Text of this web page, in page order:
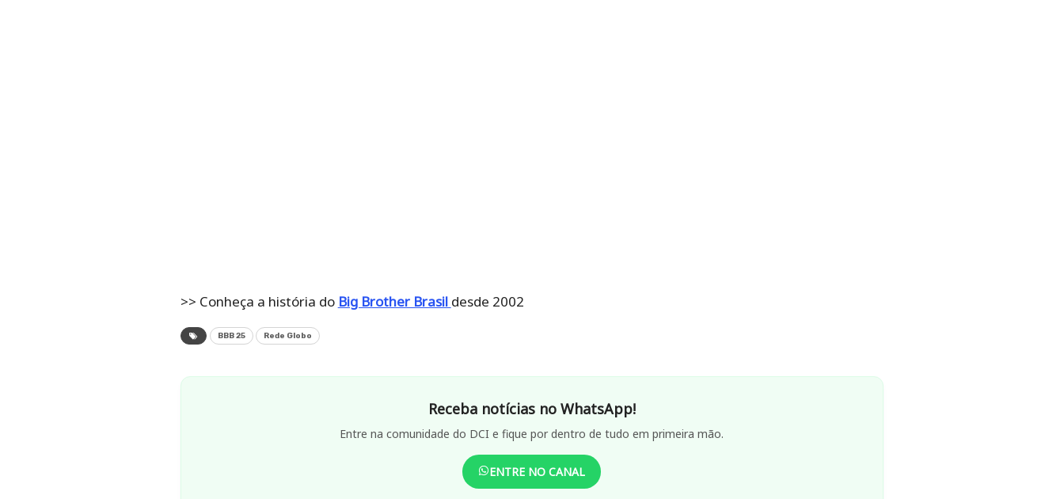
>> Conheça a história do Big Brother Brasil desde 2002
BBB 25 Rede Globo
Receba notícias no WhatsApp!
Entre na comunidade do DCI e fique por dentro de tudo em primeira mão.
ENTRE NO CANAL